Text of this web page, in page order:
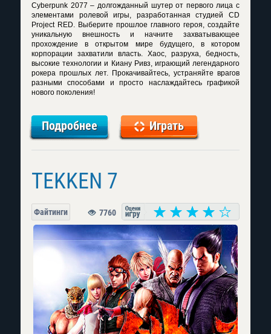
Cyberpunk 2077 – долгожданный шутер от первого лица с
элементами ролевой игры, разработанная студией CD
Project RED. Выберите прошлое главного героя, создайте
уникальную внешность и начните захватывающее
прохождение в открытом мире будущего, в котором
корпорации захватили власть. Хаос, разруха, бедность,
высокие технологии и Киану Ривз, играющий легендарного
рокера прошлых лет. Прокачивайтесь, устраняйте врагов
разными способами и просто наслаждайтесь графикой
нового поколения!
Подробнее Играть
TEKKEN 7
Файтинги 7760